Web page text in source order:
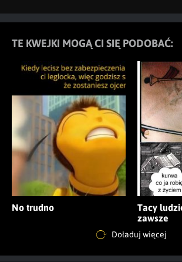
TE KWEJKI MOGĄ CI SIĘ PODOBAĆ:
No trudno
Tacy
zawsze
Doładuj więcej